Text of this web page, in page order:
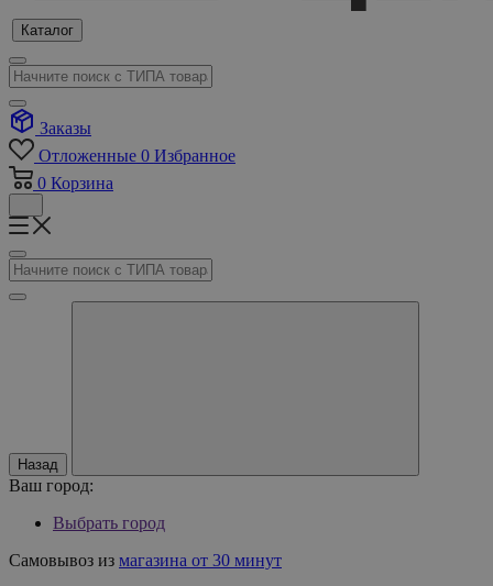
Каталог
Заказы
Отложенные 0 Избранное
0 Корзина
Назад
Ваш город:
Выбрать город
Самовывоз из магазина от 30 минут